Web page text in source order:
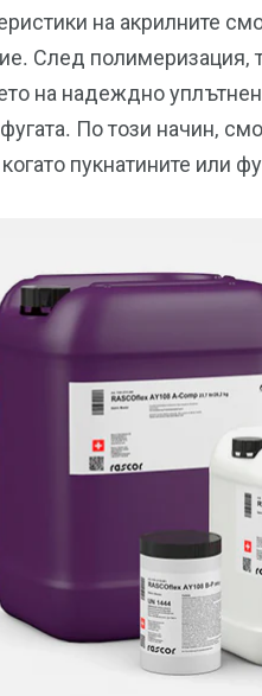
на акрилните
След полимеризация,
на надеждно
По този начин,
пукнатините или